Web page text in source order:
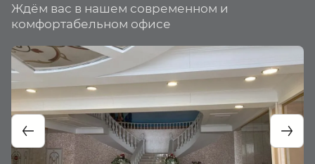
Ждём вас в нашем современном и
комфортабельном офисе